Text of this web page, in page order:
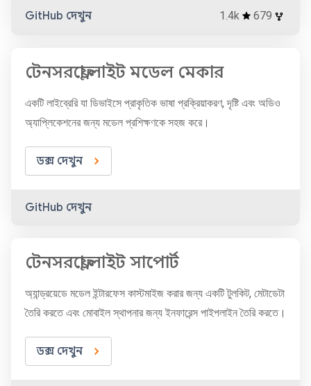
GitHub দেখুন 1.4k 679
টেনসরফ্লো লাইট মডেল মেকার
একটি লাইব্রেরি যা ডিভাইসে প্রাকৃতিক ভাষা প্রক্রিয়াকরণ, দৃষ্টি এবং অডিও
অ্যাপ্লিকেশনের জন্য মডেল প্রশিক্ষণকে সহজ করে।
ডক্স দেখুন
GitHub দেখুন
টেনসরফ্লো লাইট সাপোর্ট
অ্যান্ড্রয়েডে মডেল ইন্টারফেস কাস্টমাইজ করার জন্য একটি টুলকিট, মেটাডেটা
তৈরি করতে এবং মোবাইল স্থাপনার জন্য ইনফারেন্স পাইপলাইন তৈরি করতে।
ডক্স দেখুন